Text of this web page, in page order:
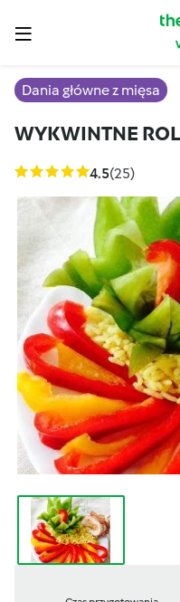
Dania główne z mięsa
WYKWINTNE
4.5(25)